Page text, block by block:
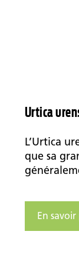
Urtica
L’Urtica
que sa
En savoir